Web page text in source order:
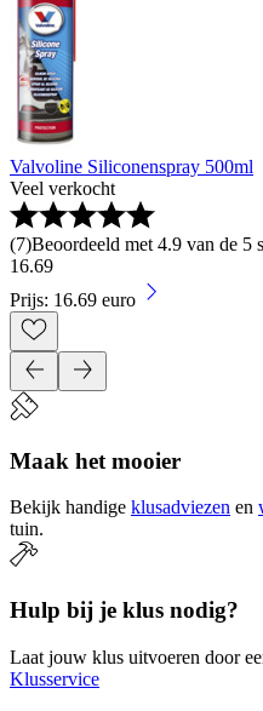
Valvoline Siliconenspray 500ml
Veel verkocht
(7)Beoordeeld met 4.9 van de 5
16.69
Prijs: 16.69 euro
Maak het mooier
Bekijk handige klusadviezen en
tuin.
Hulp bij je klus nodig?
Laat jouw klus uitvoeren door
Klusservice